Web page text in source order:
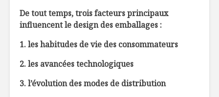
De tout temps, trois facteurs principaux
influencent le design des emballages :
1. les habitudes de vie des consommateurs
2. les avancées technologiques
3. l’évolution des modes de distribution